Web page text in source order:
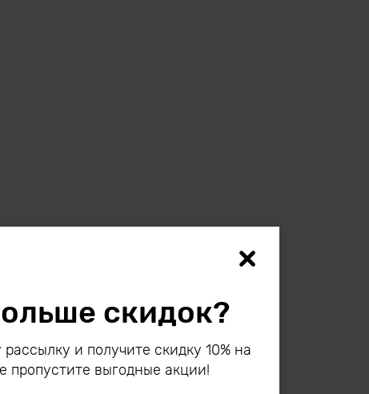
скидок?
и получите скидку 10% на
пропустите выгодные акции!